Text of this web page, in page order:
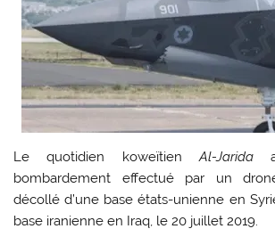
Le quotidien koweïtienAl-Jarida a
bombardement effectué par un
décollé d’une base états-unienne en
base iranienne en Iraq, le 20 juillet 2019.